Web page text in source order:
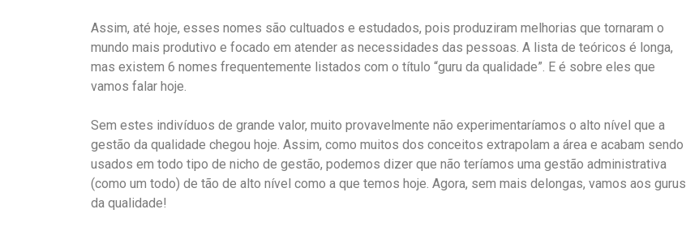
Assim, até hoje, esses nomes são cultuados e estudados, pois produziram melhorias que tornaram o
mundo mais produtivo e focado em atender as necessidades das pessoas. A lista de teóricos é longa,
mas existem 6 nomes frequentemente listados com o título “guru da qualidade”. E é sobre eles que
vamos falar hoje.
Sem estes indivíduos de grande valor, muito provavelmente não experimentaríamos o alto nível que a
gestão da qualidade chegou hoje. Assim, como muitos dos conceitos extrapolam a área e acabam sendo
usados em todo tipo de nicho de gestão, podemos dizer que não teríamos uma gestão administrativa
(como um todo) de tão de alto nível como a que temos hoje. Agora, sem mais delongas, vamos aos gurus
da qualidade!